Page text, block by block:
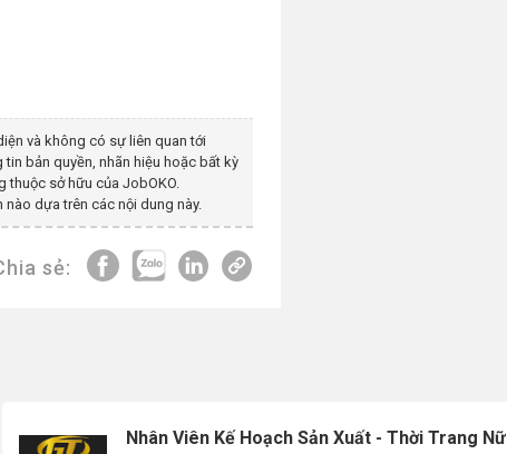
và không có sự liên quan tới
bản quyền, nhãn hiệu hoặc bất kỳ
sở hữu của JobOKO.
dựa trên các nội dung này.
sẻ:
Nhân Viên Kế Hoạch Sản Xuất - Thời Trang Nữ